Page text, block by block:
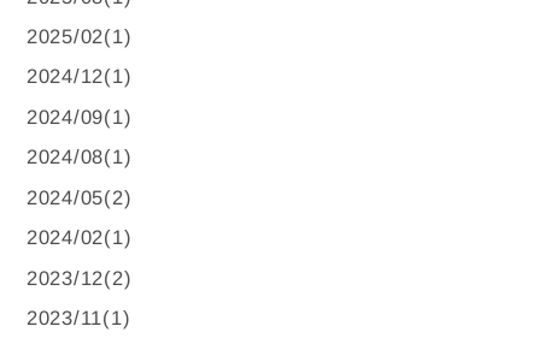
2025/02(1)
2024/12(1)
2024/09(1)
2024/08(1)
2024/05(2)
2024/02(1)
2023/12(2)
2023/11(1)